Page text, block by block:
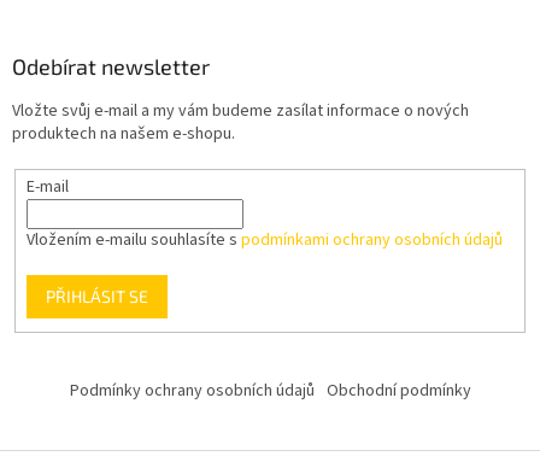
Odebírat newsletter
Vložte svůj e-mail a my vám budeme zasílat informace o nových
produktech na našem e-shopu.
E-mail
Vložením e-mailu souhlasíte s podmínkami ochrany osobních údajů
PŘIHLÁSIT SE
Podmínky ochrany osobních údajů Obchodní podmínky